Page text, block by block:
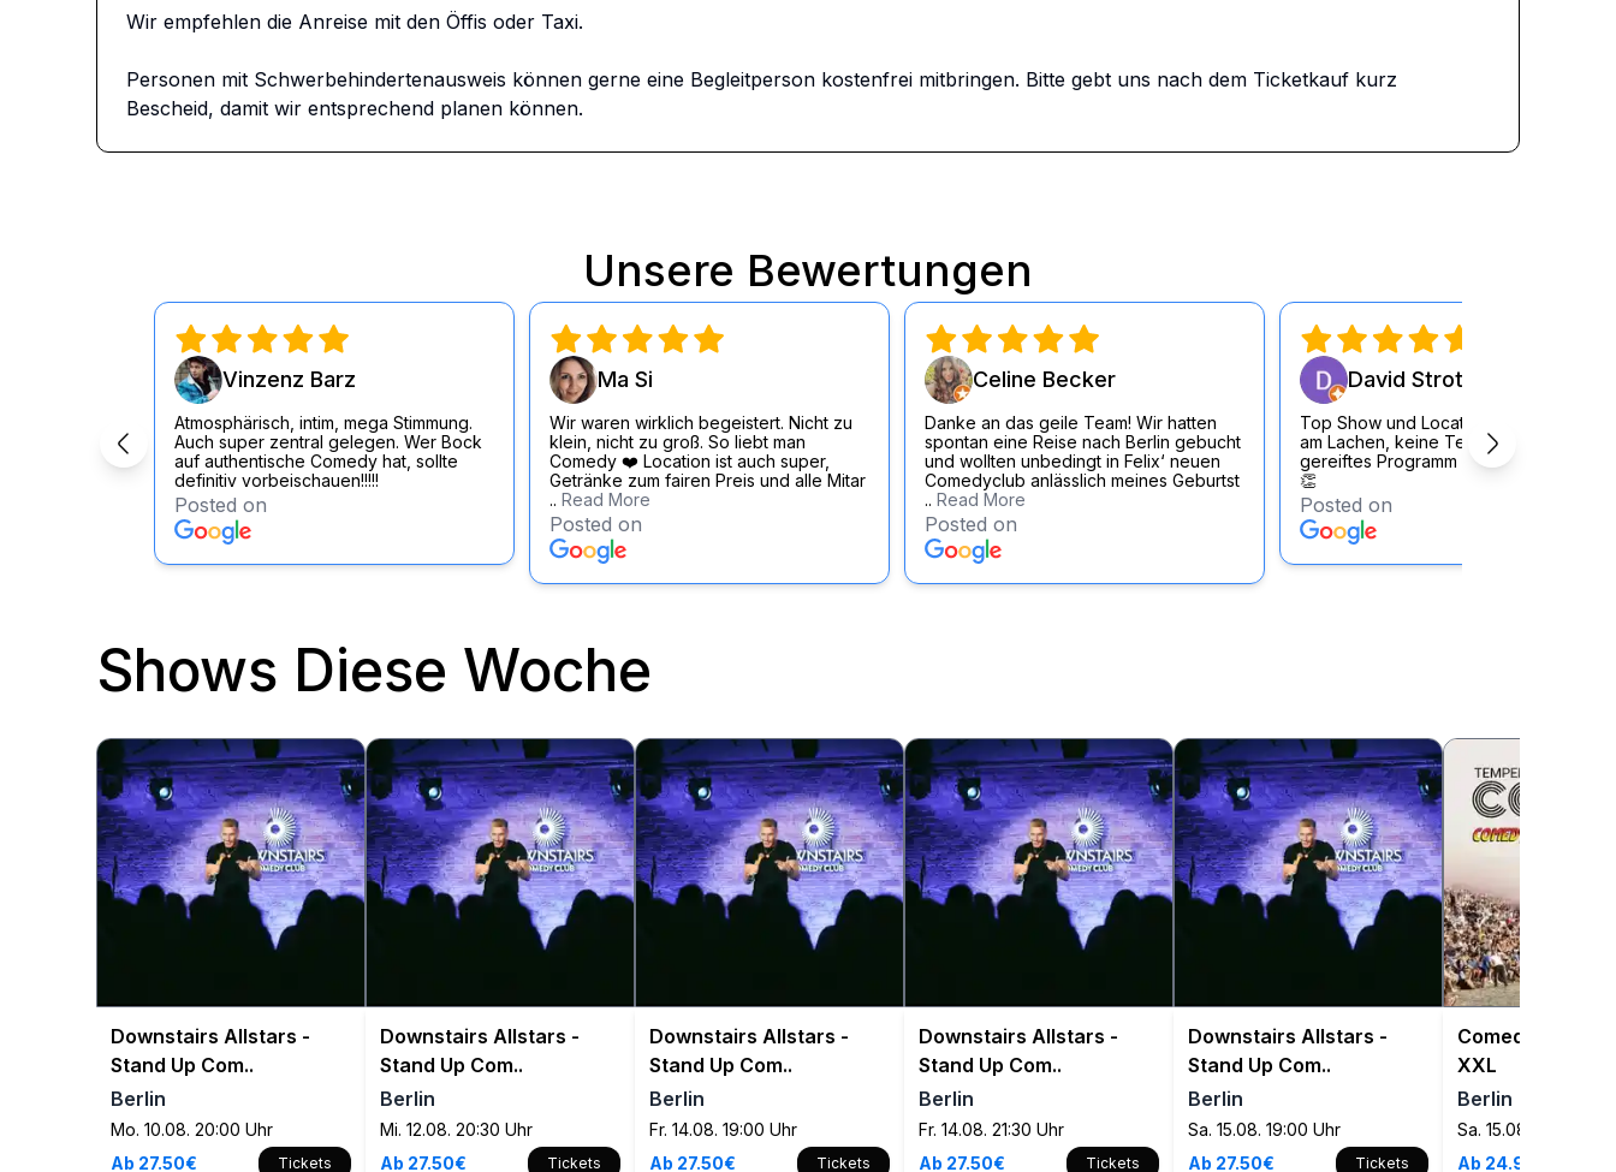
Wir empfehlen die Anreise mit den Öffis oder Taxi.
Personen mit Schwerbehindertenausweis können gerne eine Begleitperson kostenfrei mitbringen. Bitte gebt uns nach dem Ticketkauf kurz
Bescheid, damit wir entsprechend planen können.
Unsere Bewertungen
Vinzenz Barz
Atmosphärisch, intim, mega Stimmung.
Auch super zentral gelegen. Wer Bock
auf authentische Comedy hat, sollte
definitiv vorbeischauen!!!!!
Posted on
Ma Si
Wir waren wirklich begeistert. Nicht zu
klein, nicht zu groß. So liebt man
Comedy ❤️ Location ist auch super,
Getränke zum fairen Preis und alle Mitar
.. Read More
Posted on
Celine Becker
Danke an das geile Team! Wir hatten
spontan eine Reise nach Berlin gebucht
und wollten unbedingt in Felix‘ neuen
Comedyclub anlässlich meines Geburtst
.. Read More
Posted on
David Strott
Top Show und Location, durchgängig
am Lachen, keine Testouts sondern
gereiftes Programm der KünstlerInnen
👏
Posted on
Shows Diese Woche
Downstairs Allstars -
Stand Up Com..
Berlin
Mo. 10.08. 20:00 Uhr
Ab 27.50€
Tickets
Downstairs Allstars -
Stand Up Com..
Berlin
Mi. 12.08. 20:30 Uhr
Ab 27.50€
Tickets
Downstairs Allstars -
Stand Up Com..
Berlin
Fr. 14.08. 19:00 Uhr
Ab 27.50€
Tickets
Downstairs Allstars -
Stand Up Com..
Berlin
Fr. 14.08. 21:30 Uhr
Ab 27.50€
Tickets
Downstairs Allstars -
Stand Up Com..
Berlin
Sa. 15.08. 19:00 Uhr
Ab 27.50€
Tickets
Comedyflash
XXL
Berlin
Sa. 15.08. 20:00 Uhr
Ab 24.90€